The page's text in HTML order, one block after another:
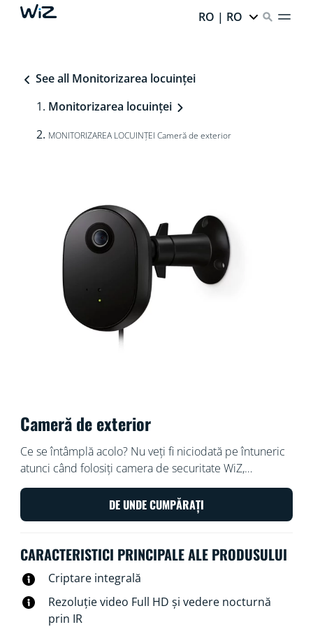
RO | RO
See all Monitorizarea locuinței
Monitorizarea locuinței
MONITORIZAREA LOCUINȚEI Cameră de exterior
Cameră de exterior
Ce se întâmplă acolo? Nu veți fi niciodată pe întuneric
atunci când folosiți camera de securitate WiZ,
rezistentă la intemperii și perfectă pentru
supravegherea proprietății după căderea nopții.
Datorită luminilor cu infraroșu ale camerei, puteți
vizualizarea în timp real vă ține la curent în
controlul asupra casei dvs. chiar și atunci când sunteți
departe folosind notificările automate de evenimente
care vă permit să acționați imediat, fie prin
DE UNDE CUMPĂRAȚI
CARACTERISTICI PRINCIPALE ALE PRODUSULUI
Criptare integrală
Rezoluție video Full HD și vedere nocturnă
prin IR